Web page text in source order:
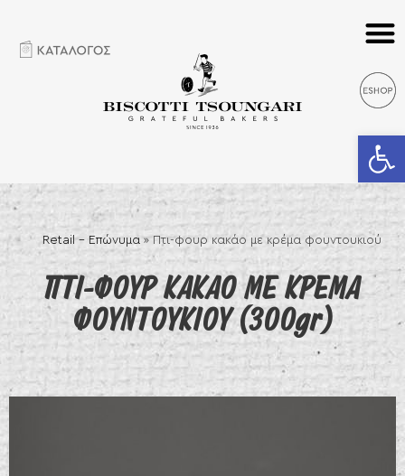
Retail – Επώνυμα» Πτι-φουρ κακάο με κρέμα φουντουκιού
ΠΤΙ-ΦΟΥΡ ΚΑΚΑΟ ΜΕ ΚΡΕΜΑ
ΦΟΥΝΤΟΥΚΙΟΥ (300gr)